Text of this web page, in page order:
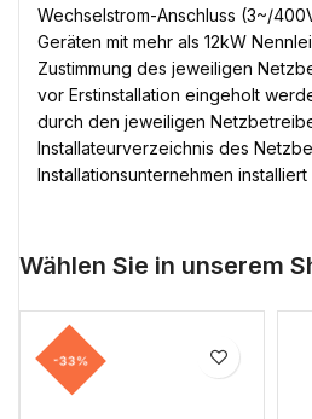
Wechselstrom-Anschluss (3~/
Geräten mit mehr als 12kW
Zustimmung des jeweiligen
vor Erstinstallation eingeholt
durch den jeweiligen
Installateurverzeichnis des
Installationsunternehmen
Wählen Sie in unserem
-33%